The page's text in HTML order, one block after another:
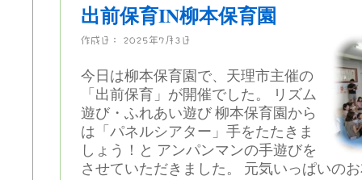
出前保育IN柳本保育園
作成日： 2025年7月3日
今日は柳本保育園で、天理市主催の
「出前保育」が開催でした。 リズム
遊び・ふれあい遊び 柳本保育園から
は「パネルシアター」手をたたきま
しょう！と アンパンマンの手遊びを
させていただきました。 元気いっぱいの